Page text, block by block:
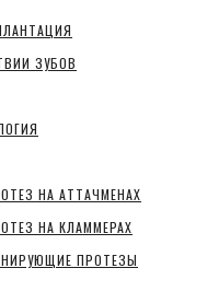
ЗУБОВ
НА АТТАЧМЕНАХ
НА КЛАММЕРАХ
ПРОТЕЗЫ